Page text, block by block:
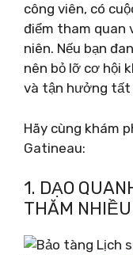
công viên, có
điểm tham quan
niên. Nếu bạn
nên bỏ lỡ cơ hội
và tận hưởng tất
Hãy cùng khám
Gatineau:
1. DẠO
THĂM